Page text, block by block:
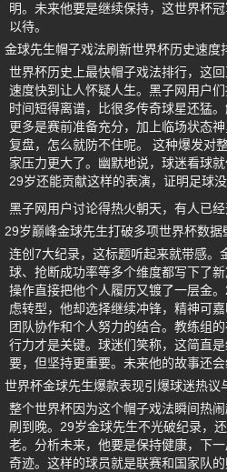
明。未来他要是继续保持，这世界杯
以待。
金球先生帽子戏法刷新世界杯历史速度
世界杯历史上最快帽子戏法排行，这
速度快到让人怀疑人生。黑子网用户
时间短得离谱，比很多传奇球星还猛
更多是赛前准备充分，加上临场状态
复盘，怎么就防不住呢。 这种爆发对
家压力更大了。幽默地说，球迷看球
29岁还能贡献这样的表演，证明足球
黑子网用户讨论得热火朝天，有人已
29岁巅峰金球先生打破多项世界杯数据
连创7大纪录，这标题听起来就带感。
球、抢断成功率等多个维度都写下了
操作直接把他个人履历又镀了一层金
虑转型，他却选择继续冲锋，精神可
团队协作和个人努力的结合。教练组
行力才是关键。球迷们笑称，这简直
要，但坚持更重要。未来他的故事还会
世界杯金球先生爆款表现引爆球迷热议
整个世界杯因为这个帽子戏法瞬间热
刷到晚。29岁金球先生不光破纪录，
老。分析未来，他要是保持健康，下
奇迹。这样的球员就是联赛和国家队